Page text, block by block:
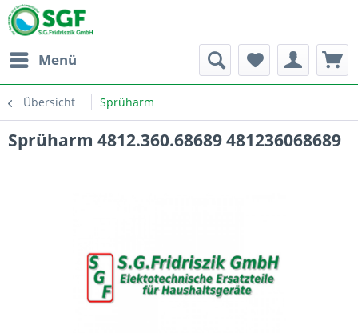
Menü
Übersicht Sprüharm
Sprüharm 4812.360.68689 481236068689